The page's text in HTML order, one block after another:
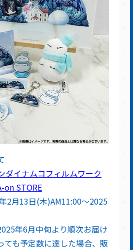
ダイナムコフィルムワーク
on STORE
2月13日(木)AM11:00～2025
年6月中旬より順次お届け
も予定数に達した場合、販